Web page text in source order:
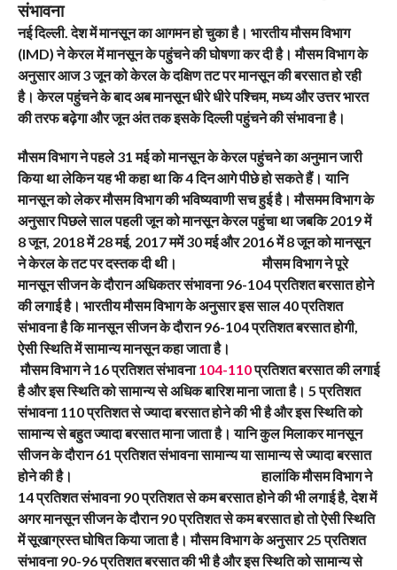
संभावना
नई दिल्ली.देश में मानसून का आगमन हो चुका है। भारतीय मौसम विभाग
(IMD) ने केरल में मानसून के पहुंचने की घोषणा कर दी है। मौसम विभाग के
अनुसार आज 3 जून को केरल के दक्षिण तट पर मानसून की बरसात हो रही
है। केरल पहुंचने के बाद अब मानसून धीरे धीरे पश्चिम, मध्य और उत्तर भारत
की तरफ बढ़ेगा और जून अंत तक इसके दिल्ली पहुंचने की संभावना है।
मौसम विभाग ने पहले 31 मई को मानसून के केरल पहुंचने का अनुमान जारी
किया था लेकिन यह भी कहा था कि 4 दिन आगे पीछे हो सकते हैं। यानि
मानसून को लेकर मौसम विभाग की भविष्यवाणी सच हुई है। मौसमम विभाग के
अनुसार पिछले साल पहली जून को मानसून केरल पहुंचा था जबकि 2019 में
8 जून, 2018 में 28 मई, 2017 ममें 30 मई और 2016 में 8 जून को मानसून
ने केरल के तट पर दस्तक दी थी।मौसम विभाग ने पूरे
मानसून सीजन के दौरान अधिकतर संभावना 96-104 प्रतिशत बरसात होने
की लगाई है। भारतीय मौसम विभाग के अनुसार इस साल 40 प्रतिशत
संभावना है कि मानसून सीजन के दौरान 96-104 प्रतिशत बरसात होगी,
ऐसी स्थिति में सामान्य मानसून कहा जाता है।
मौसम विभाग ने 16 प्रतिशत संभावना104-110प्रतिशत बरसात की लगाई
है और इस स्थिति को सामान्य से अधिक बारिश माना जाता है। 5 प्रतिशत
संभावना 110 प्रतिशत से ज्यादा बरसात होने की भी है और इस स्थिति को
सामान्य से बहुत ज्यादा बरसात माना जाता है। यानि कुल मिलाकर मानसून
सीजन के दौरान 61 प्रतिशत संभावना सामान्य या सामान्य से ज्यादा बरसात
होने की है।हालांकि मौसम विभाग ने
14 प्रतिशत संभावना 90 प्रतिशत से कम बरसात होने की भी लगाई है, देश में
अगर मानसून सीजन के दौरान 90 प्रतिशत से कम बरसात हो तो ऐसी स्थिति
में सूखाग्रस्त घोषित किया जाता है। मौसम विभाग के अनुसार 25 प्रतिशत
संभावना 90-96 प्रतिशत बरसात की भी है और इस स्थिति को सामान्य से